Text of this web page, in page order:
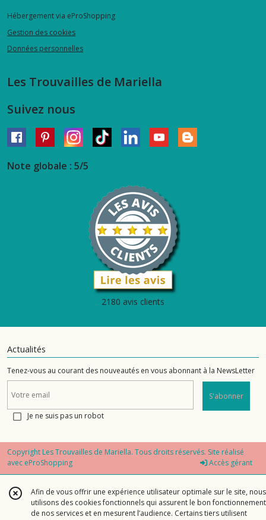
Hébergement via eProShopping
Gestion des cookies
Données personnelles
Les Trouvailles de Mariella
Suivez nous
Note globale : 5/5
2180 avis clients
Actualités
Tenez-vous au courant des nouveautés en vous abonnant à la NewsLetter
S'abonner
Je ne suis pas un robot
Copyright Les Trouvailles de Mariella. Tous droits réservés. Site réalisé
avec eProShopping Accès gérant
Afin de vous offrir une expérience utilisateur optimale sur le site, nous
utilisons des cookies fonctionnels qui assurent le bon fonctionnement
de nos services et en mesurent l’audience. Certains tiers utilisent